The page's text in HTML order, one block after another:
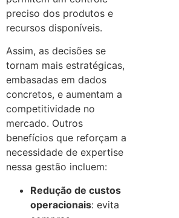
preciso dos produtos e
recursos disponíveis.
Assim, as decisões se
tornam mais estratégicas,
embasadas em dados
concretos, e aumentam a
competitividade no
mercado. Outros
benefícios que reforçam a
necessidade de expertise
nessa gestão incluem:
Redução de custos
operacionais: evita